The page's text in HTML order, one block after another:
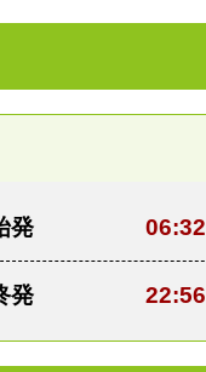
発 06:32
発 22:56